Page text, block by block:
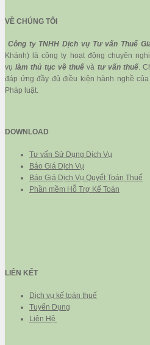
VỀ CHÚNG TÔI
Công ty TNHH Dịch vụ Tư vấn Thuế
Khánh) là công ty hoạt động chuyên
vụlàm thủ tục về thuế và tư vấn thuế.
đáp ứng đầy đủ điều kiện hành nghề
Pháp luật.
DOWNLOAD
Tư vấn Sử Dụng Dịch Vụ
Báo Giá Dịch Vụ
Báo Giá Dịch Vụ Quyết Toán Thuế
Phần mềm Hỗ Trợ Kế Toán
LIÊN KẾT
Dịch vụ kế toán thuế
Tuyển Dụng
Liên Hệ